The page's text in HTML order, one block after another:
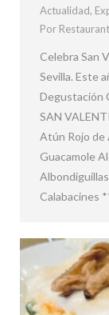
Actualidad,
Por
Celebra San
Sevilla. Este
Degustación
SAN
Atún Rojo de
Guacamole
Calabacines